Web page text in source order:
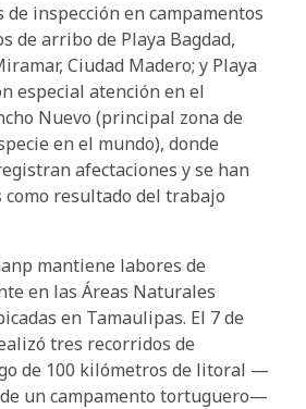
inspección en campamentos
de arribo de Playa Bagdad,
Ciudad Madero; y Playa
especial atención en el
Nuevo (principal zona de
en el mundo), donde
afectaciones y se han
resultado del trabajo
mantiene labores de
en las Áreas Naturales
en Tamaulipas. El 7 de
tres recorridos de
de 100 kilómetros de litoral —
un campamento tortuguero—